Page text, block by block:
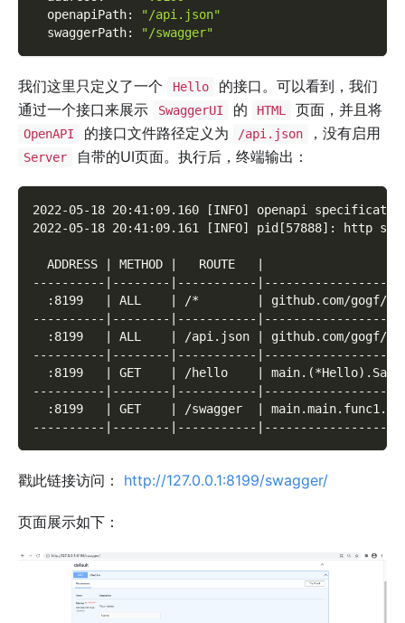
openapiPath:
"/api.json"
swaggerPath: "/swagger"
我们这里只定义了一个 Hello
的接口。可以看到，我们
通过一个接口来展示
SwaggerUI 的 HTML 页面，并且将
OpenAPI 的接口文件路径定义为 /api.json ，没有启用
Server 自带的UI页面。执行后，终端输出：
2022-05-18 20:41:09.160 [INFO] openapi
2022-05-18 20:41:09.161 [INFO] pid[57888]: http
ADDRESS | METHOD |   ROUTE   |
----------|--------|-----------
:8199   | ALL    | /*        | github.com/gogf/
----------|--------|-----------
:8199   | ALL    | /api.json | github.com/gogf/
----------|--------|-----------
:8199   | GET    | /hello    | main.(*Hello).Say
----------|--------|-----------
:8199   | GET    | /swagger  | main.main.func1.1
----------|--------|-----------
戳此链接访问： http://127.0.0.1:8199/swagger/
页面展示如下：